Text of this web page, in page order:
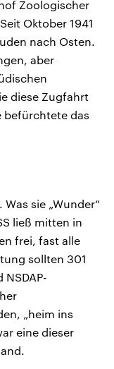
Zoologischer
Oktober 1941
nach Osten.
aber
diese Zugfahrt
befürchtete das
sie „Wunder“
ließ mitten in
frei, fast alle
sollten 301
„heim ins
eine dieser